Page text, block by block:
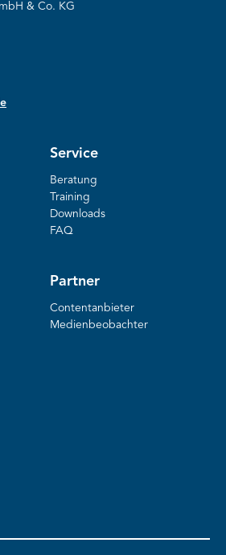
& Co. KG
Service
Beratung
Training
Downloads
FAQ
Partner
Contentanbieter
Medienbeobachter